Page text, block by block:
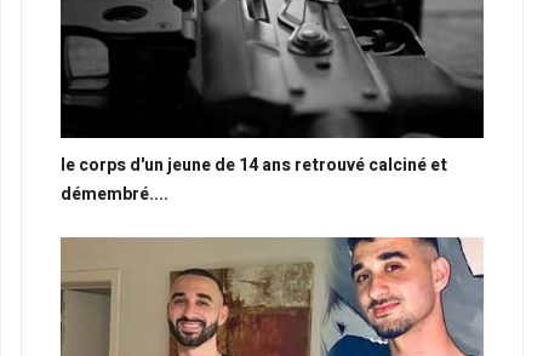
le corps d'un jeune de 14 ans retrouvé calciné et
démembré....